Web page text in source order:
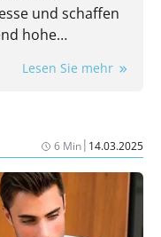
und schaffen
hohe
Digitec als
digital
und 3D-Druck
gefertigt und
die Patient:innen
Lesen Sie mehr
6 Min| 14.03.2025